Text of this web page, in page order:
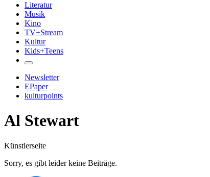
Literatur
Musik
Kino
TV+Stream
Kultur
Kids+Teens
Newsletter
EPaper
kulturpoints
Al Stewart
Künstlerseite
Sorry, es gibt leider keine Beiträge.